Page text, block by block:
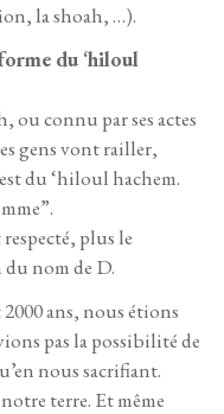
la shoah, …).
du ‘hiloul
ou connu par ses actes
gens vont railler,
du ‘hiloul hachem.
plus le
nom de D.
ans, nous étions
pas la possibilité de
nous sacrifiant.
terre. Et même